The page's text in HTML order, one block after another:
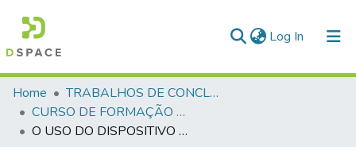
Log In (current)
Communities & Collections
All of DSpace
Home
TRABALHOS DE CONCLUSÃO DE CURSO - CFO (CURSO DE FORMAÇÃO DE OFICIAIS)
CURSO DE FORMAÇÃO DE OFICIAIS - 42ª TURMA CFO – ASPIRANTES - 2015
O USO DO DISPOSITIVO ELÉTRICO DE CONTROLE PODE REDUZIR A LETALIDADE NAS ATIVIDADES DA POLÍCIA MILITAR DE GOIÁS?